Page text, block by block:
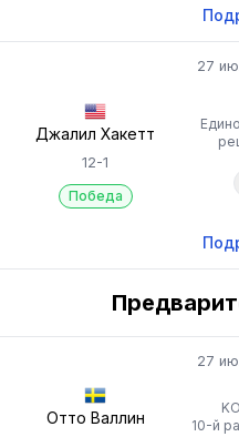
27
Джалил Хакетт
12-1
Победа
27
Отто Валлин
10-й